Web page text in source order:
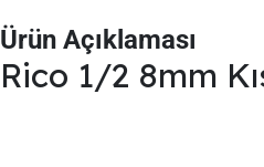
Ürün Açıklaması
Rico 1/2 8mm